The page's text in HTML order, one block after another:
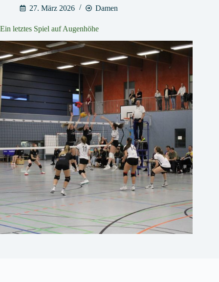
27. März 2026 Damen
Ein letztes Spiel auf Augenhöhe